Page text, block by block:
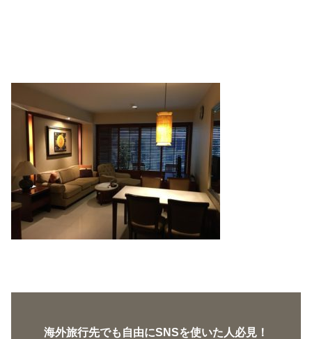
海外旅行先でも自由にSNSを使いた人必見！